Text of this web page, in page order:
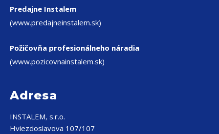
Predajne Instalem
(www.predajneinstalem.sk)
Požičovňa profesionálneho náradia
(www.pozicovnainstalem.sk)
Adresa
INSTALEM, s.r.o.
Hviezdoslavova 107/107